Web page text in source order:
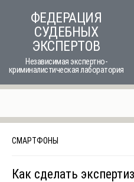
ФЕДЕРАЦИЯ
СУДЕБНЫХ
ЭКСПЕРТОВ
Независимая экспертно-
криминалистическая лаборатория
СМАРТФОНЫ
Как сделать